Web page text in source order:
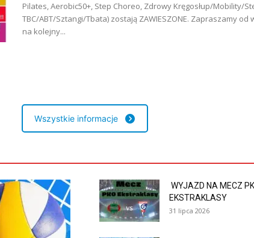
Pilates, Aerobic50+, Step Choreo, Zdrowy Kręgosłup/Mobility/
TBC/ABT/Sztangi/Tbata) zostają ZAWIESZONE. Zapraszamy od
na kolejny...
Wszystkie informacje
WYJAZD NA MECZ
EKSTRAKLASY
31 lipca 2026